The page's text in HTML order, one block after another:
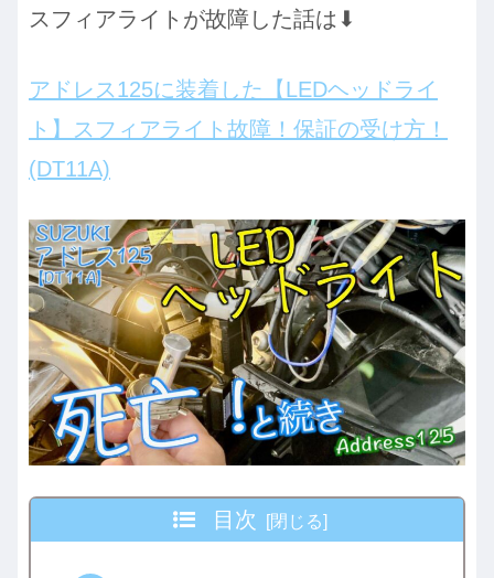
スフィアライトが故障した話は⬇︎
アドレス125に装着した【LEDヘッドライ
ト】スフィアライト故障！保証の受け方！
(DT11A)
目次